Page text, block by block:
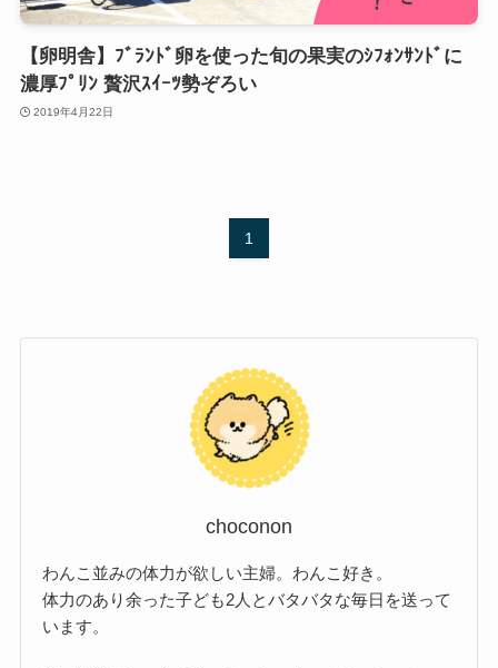
【卵明舎】ﾌﾞﾗﾝﾄﾞ卵を使った旬の果実のｼﾌｫﾝｻﾝﾄﾞに
濃厚ﾌﾟﾘﾝ 贅沢ｽｲｰﾂ勢ぞろい
2019年4月22日
1
choconon
わんこ並みの体力が欲しい主婦。わんこ好き。
体力のあり余った子ども2人とバタバタな毎日を送って
います。